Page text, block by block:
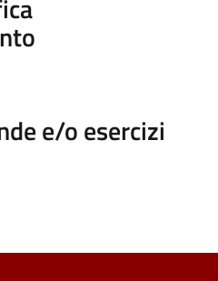
e/o esercizi